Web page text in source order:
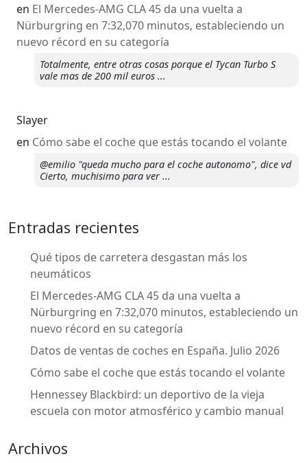
en El Mercedes-AMG CLA 45 da una vuelta a
Nürburgring en 7:32,070 minutos, estableciendo un
nuevo récord en su categoría
Totalmente, entre otras cosas porque el Tycan Turbo S
vale mas de 200 mil euros ...
Slayer
en ​Cómo sabe el coche que estás tocando el volante
@emilio "queda mucho para el coche autonomo", dice vd
Cierto, muchisimo para ver ...
Entradas recientes
Qué tipos de carretera desgastan más los
neumáticos
El Mercedes-AMG CLA 45 da una vuelta a
Nürburgring en 7:32,070 minutos, estableciendo un
nuevo récord en su categoría
Datos de ventas de coches en España. Julio 2026
​Cómo sabe el coche que estás tocando el volante
Hennessey Blackbird: un deportivo de la vieja
escuela con motor atmosférico y cambio manual
Archivos